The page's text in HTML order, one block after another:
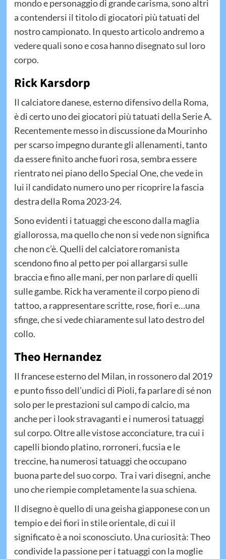
mondoe personaggio di grande carisma, sono altri
a contendersi il titolo di giocatori più tatuati del
nostro campionato. In questo articolo andremo a
vedere quali sono e cosa hanno disegnato sul loro
corpo.
Rick Karsdorp
Il calciatore danese, esterno difensivo della Roma,
è di certo uno dei giocatori più tatuati della Serie A.
Recentemente messo in discussione da Mourinho
per scarso impegno durante gli allenamenti, tanto
da essere finito anche fuori rosa, sembra essere
rientrato nei piano dello Special One, che vede in
lui il candidato numero uno per ricoprire la fascia
destra della Roma 2023-24.
Sono evidenti i tatuaggi che escono dalla maglia
giallorossa, ma quello che non si vede non significa
che non c’è. Quelli del calciatore romanista
scendono fino al petto per poi allargarsi sulle
braccia e fino alle mani, per non parlare di quelli
sulle gambe. Rick ha veramente il corpo pieno di
tattoo, a rappresentare scritte, rose, fiori e…una
sfinge, che si vede chiaramente sul lato destro del
collo.
Theo Hernandez
Il francese esterno del Milan, in rossonero dal 2019
e punto fisso dell’undici di Pioli, fa parlare di sé non
solo per le prestazioni sul campo di calcio, ma
anche per i look stravaganti e i numerosi tatuaggi
sul corpo. Oltre alle vistose acconciature, tra cui i
capelli biondo platino, rorroneri, fucsia e le
treccine, ha numerosi tatuaggi che occupano
buona parte del suo corpo. Tra i vari disegni, anche
uno che riempie completamente la sua schiena.
Il disegno è quello di una geisha giapponese con un
tempio e dei fiori in stile orientale, di cui il
significato è a noi sconosciuto. Unacuriosità: Theo
condivide la passione per i tatuaggi con la moglie